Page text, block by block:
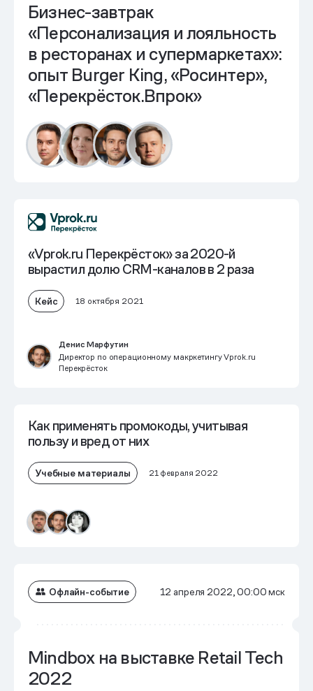
Бизнес-завтрак
«Персонализация и лояльность
в ресторанах и супермаркетах»:
опыт Burger King, «Росинтер»,
«Перекрёсток.Впрок»
«Vprok.ru Перекрёсток» за 2020-й
вырастил долю CRM-каналов в 2 раза
Кейс 18 октября 2021
Денис Марфутин
Директор по операционному макркетингу Vprok.ru
Перекрёсток
Как применять промокоды, учитывая
пользу и вред от них
Учебные материалы 21 февраля 2022
Офлайн-событие 12 апреля 2022, 00:00 мск
Mindbox на выставке Retail Tech
2022